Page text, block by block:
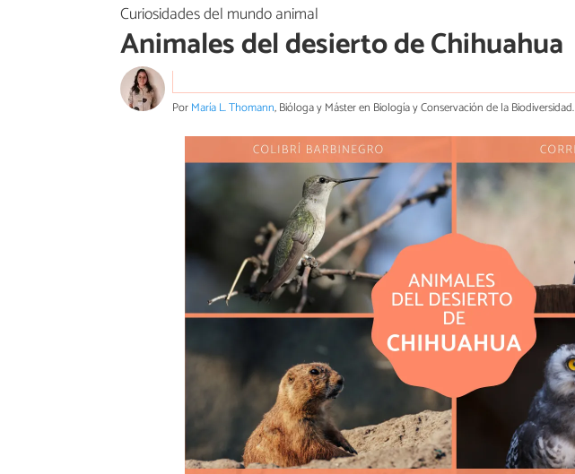
Curiosidades del mundo animal
Animales del desierto de Chihuahua
PorMaría L. Thomann, Bióloga y Máster en Biología y Conservación de la Biodiversidad.